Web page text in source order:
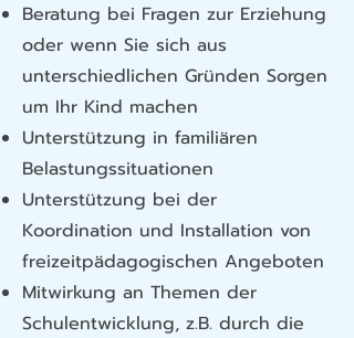
Beratung bei Fragen zur Erziehung
oder wenn Sie sich aus
unterschiedlichen Gründen Sorgen
um Ihr Kind machen
Unterstützung in familiären
Belastungssituationen
Unterstützung bei der
Koordination und Installation von
freizeitpädagogischen Angeboten
Mitwirkung an Themen der
Schulentwicklung, z.B. durch die